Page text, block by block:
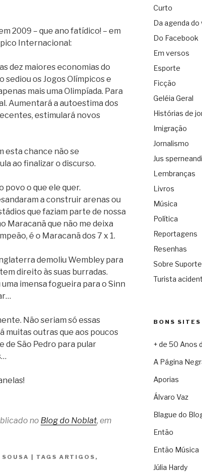
2009 – que ano fatídico! – em
Internacional:
dez maiores economias do
sediou os Jogos Olímpicos e
mais uma Olimpíada. Para
Aumentará a autoestima dos
estimulará novos
esta chance não se
ao finalizar o discurso.
povo o que ele quer.
a construir arenas ou
que faziam parte de nossa
Maracanã que não me deixa
é o Maracanã dos 7 x 1.
demoliu Wembley para
direito às suas burradas.
imensa fogueira para o Sinn
Não seriam só essas
muitas outras que aos poucos
de São Pedro para pular
no Blog do Noblat, em
| TAGS ARTIGOS ,
Curto
Da agenda do
Do Facebook
Em versos
Esporte
Ficção
Geléia Geral
Histórias de
Imigração
Jornalismo
Jus sperneandi
Lembranças
Livros
Música
Política
Reportagens
Resenhas
Sobre
Turista
BONS SITES
+ de 50 Anos
A Página
Aporias
Álvaro Vaz
Blague do
Então
Então Música
Júlia Hardy